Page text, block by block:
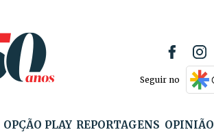
Seguir no
OPÇÃO PLAY REPORTAGENS OPINIÃO